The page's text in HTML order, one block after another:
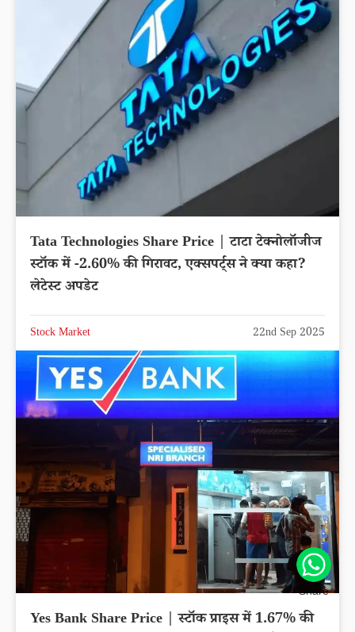
Tata Technologies Share Price | टाटा टेक्नोलॉजीज
स्टॉक में -2.60% की गिरावट, एक्सपर्ट्स ने क्या कहा?
लेटेस्ट अपडेट
Stock Market 22nd Sep 2025
Yes Bank Share Price | स्टॉक प्राइस में 1.67% की
Share